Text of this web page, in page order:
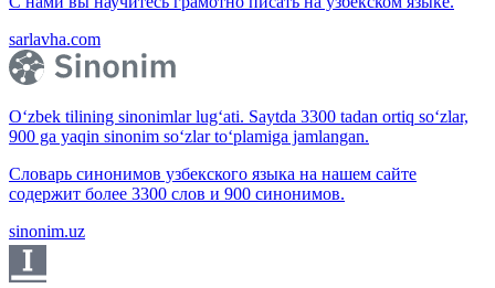
sarlavha.com
O‘zbek tilining sinonimlar lug‘ati. Saytda 3300 tadan ortiq so‘zlar,
900 ga yaqin sinonim so‘zlar to‘plamiga jamlangan.
Словарь синонимов узбекского языка на нашем сайте
содержит более 3300 слов и 900 синонимов.
sinonim.uz